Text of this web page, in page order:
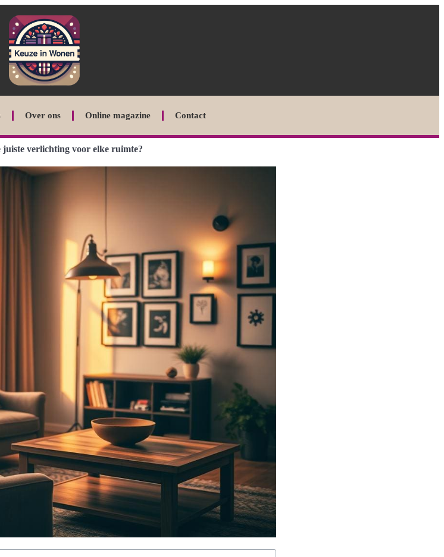
Over ons Online magazine Contact
juiste verlichting voor elke ruimte?